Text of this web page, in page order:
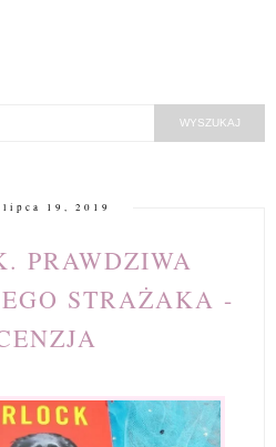
19, 2019
PRAWDZIWA
STRAŻAKA -